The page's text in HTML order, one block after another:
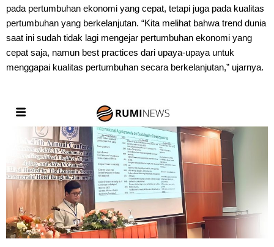
pada pertumbuhan ekonomi yang cepat, tetapi juga pada kualitas
pertumbuhan yang berkelanjutan. “Kita melihat bahwa trend dunia
saat ini sudah tidak lagi mengejar pertumbuhan ekonomi yang
cepat saja, namun best practices dari upaya-upaya untuk
menggapai kualitas pertumbuhan secara berkelanjutan,” ujarnya.